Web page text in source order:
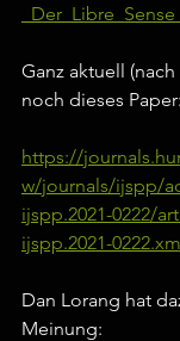
Ganz aktuell
noch dieses Paper:
https://
w/journals/ijspp/
ijspp.2021-0222/
ijspp.2021-
Dan Lorang hat
Meinung: